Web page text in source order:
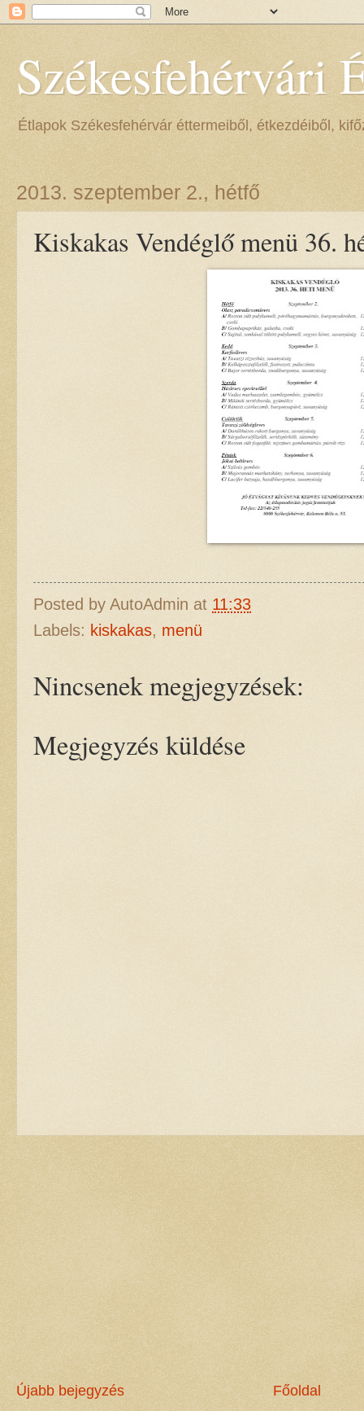
Székesfehérvári
Étlapok Székesfehérvár éttermeiből, étkezdéiből,
2013. szeptember 2., hétfő
Kiskakas Vendéglő menü 36.
Posted by AutoAdmin at 11:33
Labels: kiskakas, menü
Nincsenek megjegyzések:
Megjegyzés küldése
Újabb bejegyzés Főoldal